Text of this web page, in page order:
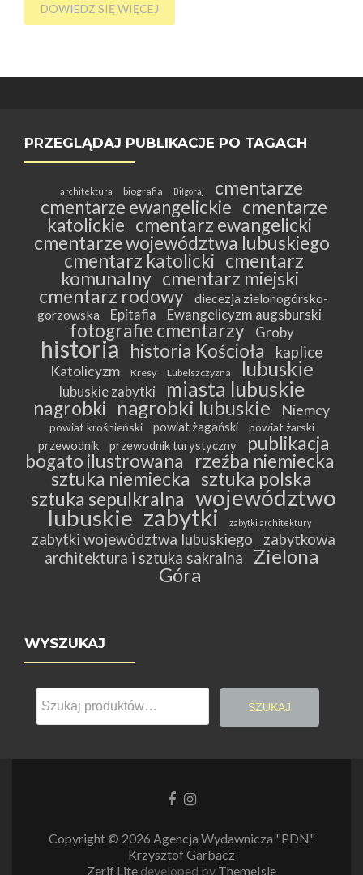
DOWIEDZ SIĘ WIĘCEJ
PRZEGLĄDAJ PUBLIKACJE PO TAGACH
architektura biografia Biłgoraj
cmentarze
cmentarze ewangelickie cmentarze
katolickie cmentarz ewangelicki
cmentarze województwa lubuskiego
cmentarz katolicki cmentarz
komunalny cmentarz miejski
cmentarz rodowy
diecezja zielonogórsko-
gorzowska
Epitafia Ewangelicyzm augsburski
fotografie cmentarzy Groby
historia historia Kościoła kaplice
Katolicyzm Kresy Lubelszczyzna lubuskie
lubuskie zabytki miasta lubuskie
nagrobki nagrobki lubuskie Niemcy
powiat krośnieński powiat żagański powiat żarski
przewodnik przewodnik turystyczny
publikacja
bogato ilustrowana
rzeźba niemiecka
sztuka niemiecka sztuka polska
sztuka sepulkralna województwo
lubuskie zabytki zabytki architektury
zabytki województwa lubuskiego
zabytkowa
architektura i sztuka sakralna
Zielona
Góra
WYSZUKAJ
Szukaj:
SZUKAJ
LinkLink
Copyright © 2026 Agencja Wydawnicza "PDN"
Krzysztof Garbacz
Zerif Lite developed by ThemeIsle